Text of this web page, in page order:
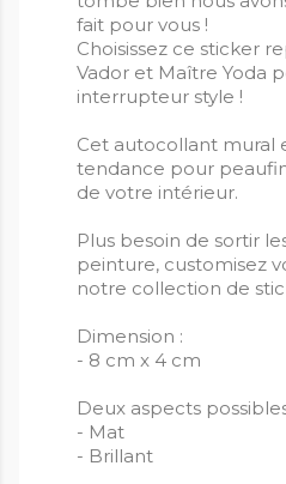
fait pour vous !
Choisissez ce sticker
Vador et Maître Yoda
interrupteur style !
Cet autocollant mural
tendance pour
de votre intérieur.
Plus besoin de sortir
peinture, customisez
notre collection de
Dimension :
- 8 cm x 4 cm
Deux aspects
- Mat
- Brillant